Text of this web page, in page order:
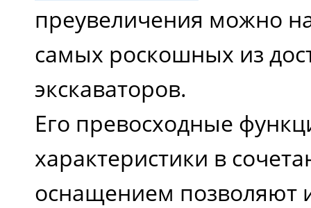
преувеличения можно
самых роскошных из
экскаваторов.
Его превосходные
характеристики в
оснащением позволяют